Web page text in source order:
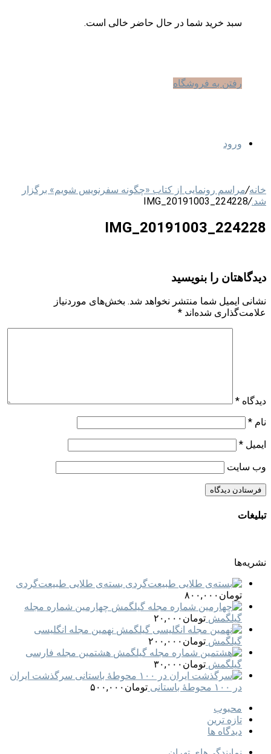
سبد خرید شما در حال حاضر خالی است.
رفتن به فروشگاه
ورود
خانه/مراسم رونمایی از کتاب «چگونه سفرنویس شویم» برگزار
شد./
IMG_20191003_224228
IMG_20191003_224228
دیدگاهتان را بنویسید
نشانی ایمیل شما منتشر نخواهد شد. بخش‌های موردنیاز
علامت‌گذاری شده‌اند *
دیدگاه *
نام *
ایمیل *
وب‌ سایت
تبلیغات
نشریه‌ها
بسته‌ی طلایی طبیعت‌گردی
تومان ۸۰۰,۰۰۰
چهارمین شماره مجله
گیلگمش تومان ۲۰,۰۰۰
نهمین مجله انگلیسی
گیلگمش تومان ۲۰۰,۰۰۰
هشتمین مجله فارسی
گیلگمش تومان ۳۰,۰۰۰
سرگذشت ایران
در ۱۰۰ محوطه‌ٔ باستانی
تومان ۵۰۰,۰۰۰
محبوب
تازه ترین
دیدگاه ها